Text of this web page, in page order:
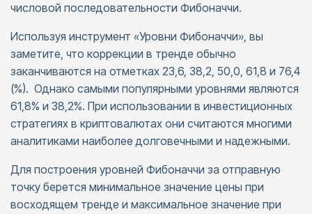
числовой последовательности Фибоначчи.
Используя инструмент «Уровни Фибоначчи», вы
заметите, что коррекции в тренде обычно
заканчиваются на отметках 23,6, 38,2, 50,0, 61,8 и 76,4
(%). Однако самыми популярными уровнями являются
61,8% и 38,2%. При использовании в инвестиционных
стратегиях в криптовалютах они считаются многими
аналитиками наиболее долговечными и надежными.
Для построения уровней Фибоначчи за отправную
точку берется минимальное значение цены при
восходящем тренде и максимальное значение при